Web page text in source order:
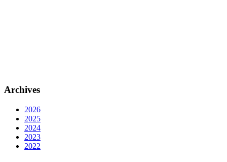
Archives
2026
2025
2024
2023
2022